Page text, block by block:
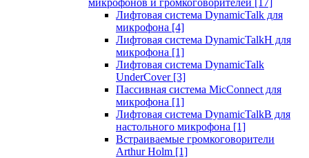
микрофонов и громкоговорителей [17]
Лифтовая система DynamicTalk для
микрофона [4]
Лифтовая система DynamicTalkH для
микрофона [1]
Лифтовая система DynamicTalk
UnderCover [3]
Пассивная система MicConnect для
микрофона [1]
Лифтовая система DynamicTalkB для
настольного микрофона [1]
Встраиваемые громкоговорители
Arthur Holm [1]